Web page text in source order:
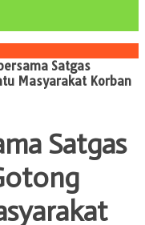
Satgas
Masyarakat Korban
Satgas